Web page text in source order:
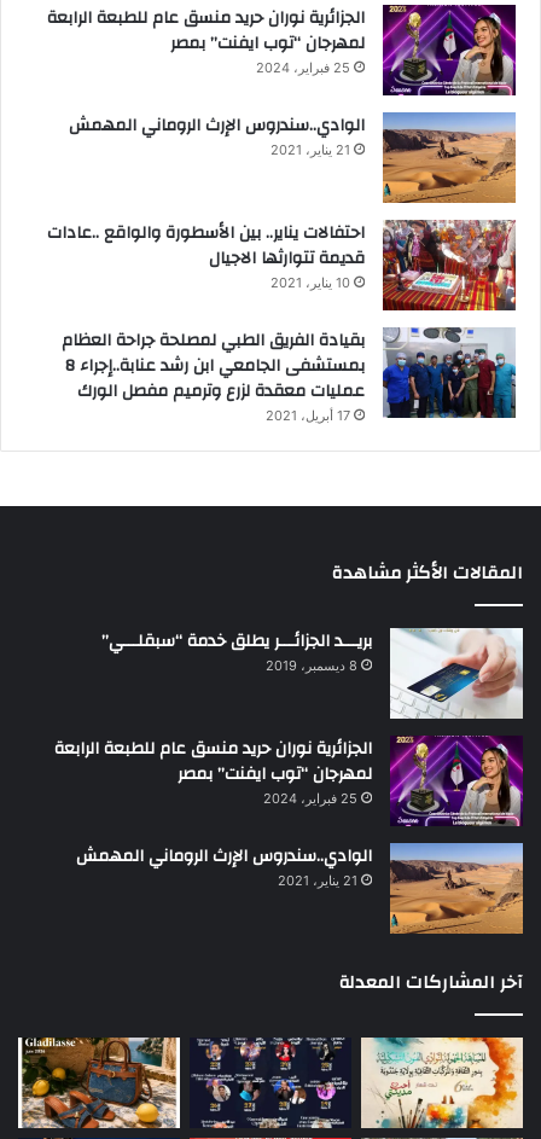
الجزائرية نوران حريد منسق عام للطبعة الرابعة
لمهرجان “توب ايفنت” بمصر
25 فبراير، 2024
الوادي..سندروس الإرث الروماني المهمش
21 يناير، 2021
احتفالات يناير.. بين الأسطورة والواقع ..عادات
قديمة تتوارثها الاجيال
10 يناير، 2021
بقيادة الفريق الطبي لمصلحة جراحة العظام
بمستشفى الجامعي ابن رشد عنابة..إجراء 8
عمليات معقدة لزرع وترميم مفصل الورك
17 أبريل، 2021
المقالات الأكثر مشاهدة
بريـــد الجزائـــر يطلق خدمة “سبقلـــي”
8 ديسمبر، 2019
الجزائرية نوران حريد منسق عام للطبعة الرابعة
لمهرجان “توب ايفنت” بمصر
25 فبراير، 2024
الوادي..سندروس الإرث الروماني المهمش
21 يناير، 2021
آخر المشاركات المعدلة